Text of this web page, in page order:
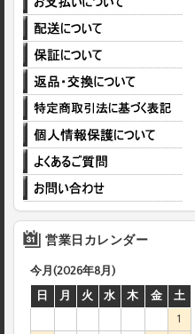
営業日カレンダー
今月(2026年8月)
日
月 火 水 木 金
土
1